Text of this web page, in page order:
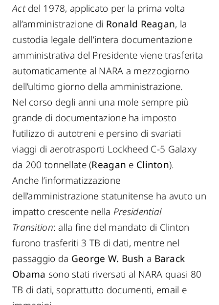
Actdel 1978, applicato per la prima volta
all’amministrazione di Ronald Reagan, la
custodia legale dell’intera documentazione
amministrativa del Presidente viene trasferita
automaticamente al NARA a mezzogiorno
dell’ultimo giorno della amministrazione.
Nel corso degli anni una mole sempre più
grande di documentazione ha imposto
l’utilizzo di autotreni e persino di svariati
viaggi di aerotrasporti Lockheed C-5 Galaxy
da 200 tonnellate (Reagan e Clinton).
Anche l’informatizzazione
dell’amministrazione statunitense ha avuto un
impatto crescente nella Presidential
Transition: alla fine del mandato di Clinton
furono trasferiti 3 TB di dati, mentre nel
passaggio da George W. Bush a Barack
Obama sono stati riversati al NARA quasi 80
TB di dati, soprattutto documenti, email e